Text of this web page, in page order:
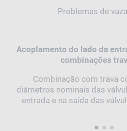
Problemas de
Acoplamento do lado da
combinações
Combinação com trava
diâmetros nominais das
entrada e na saída das
1 2 3